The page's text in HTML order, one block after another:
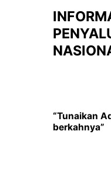
“Tunaikan
berkahnya”